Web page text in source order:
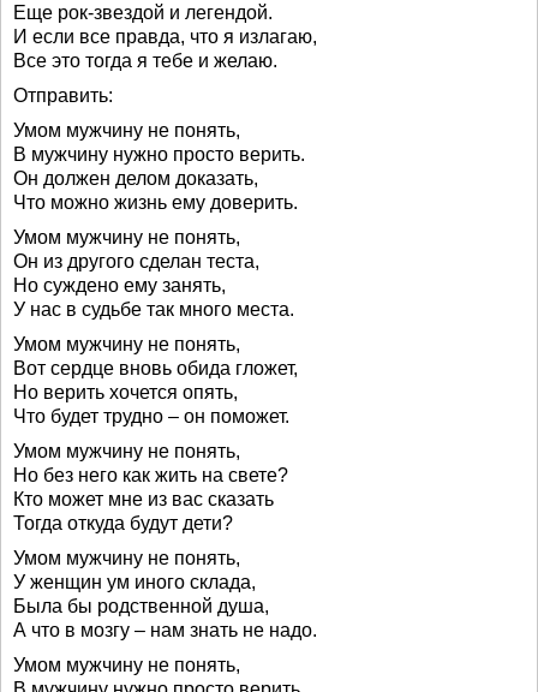
Еще рок-звездой и легендой.
И если все правда, что я излагаю,
Все это тогда я тебе и желаю.
Отправить:
Умом мужчину не понять,
В мужчину нужно просто верить.
Он должен делом доказать,
Что можно жизнь ему доверить.
Умом мужчину не понять,
Он из другого сделан теста,
Но суждено ему занять,
У нас в судьбе так много места.
Умом мужчину не понять,
Вот сердце вновь обида гложет,
Но верить хочется опять,
Что будет трудно – он поможет.
Умом мужчину не понять,
Но без него как жить на свете?
Кто может мне из вас сказать
Тогда откуда будут дети?
Умом мужчину не понять,
У женщин ум иного склада,
Была бы родственной душа,
А что в мозгу – нам знать не надо.
Умом мужчину не понять,